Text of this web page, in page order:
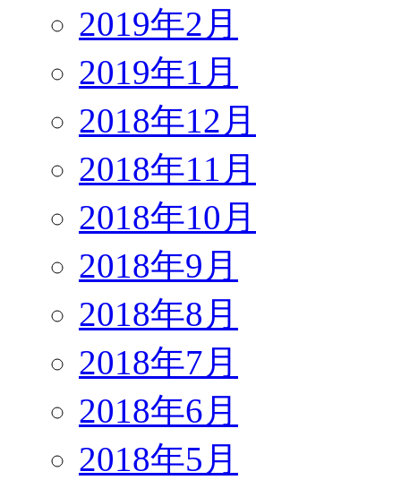
2019年2月
2019年1月
2018年12月
2018年11月
2018年10月
2018年9月
2018年8月
2018年7月
2018年6月
2018年5月